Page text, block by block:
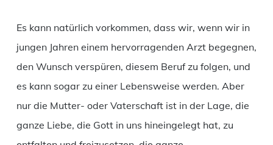
Es kann natürlich vorkommen, dass wir, wenn wir in
jungen Jahren einem hervorragenden Arzt begegnen,
den Wunsch verspüren, diesem Beruf zu folgen, und
es kann sogar zu einer Lebensweise werden. Aber
nur die Mutter- oder Vaterschaft ist in der Lage, die
ganze Liebe, die Gott in uns hineingelegt hat, zu